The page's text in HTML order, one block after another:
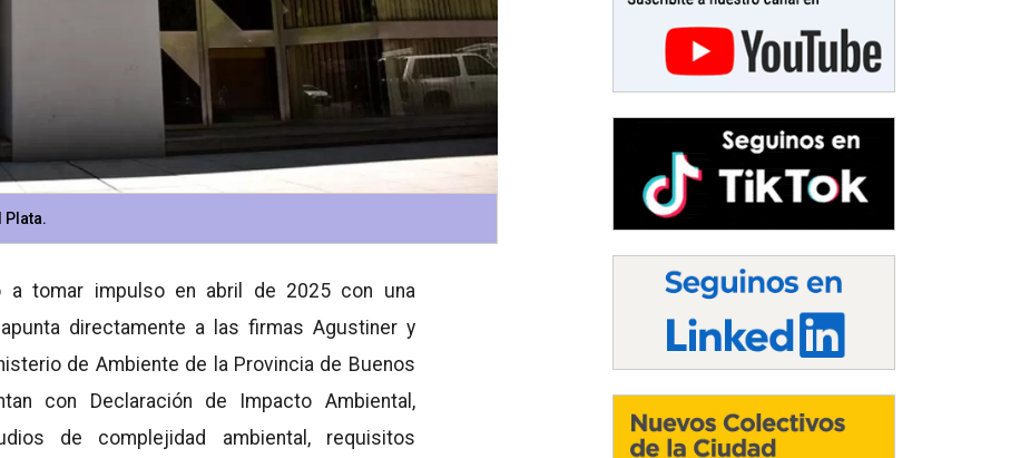
Plata.
a tomar impulso en abril de 2025 con una
directamente a las firmas Agustiner y
de Ambiente de la Provincia de Buenos
con Declaración de Impacto Ambiental,
de complejidad ambiental, requisitos